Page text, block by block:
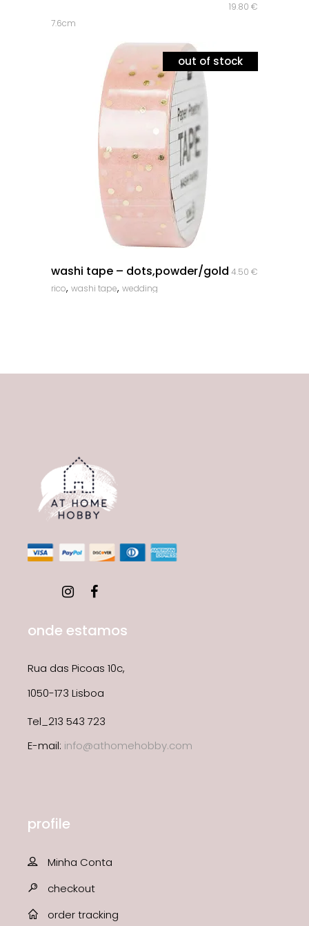
19.80 €
7.6cm
out of stock
washi tape – dots,powder/gold 4.50 €
rico, washi tape, wedding
onde estamos
Rua das Picoas 10c,
1050-173 Lisboa
Tel_213 543 723
E-mail: info@athomehobby.com
profile
Minha Conta
checkout
order tracking